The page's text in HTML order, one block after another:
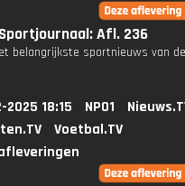
Sportjournaal: Afl. 236
belangrijkste sportnieuws van
2025 18:15 NPO1
Voetbal.TV